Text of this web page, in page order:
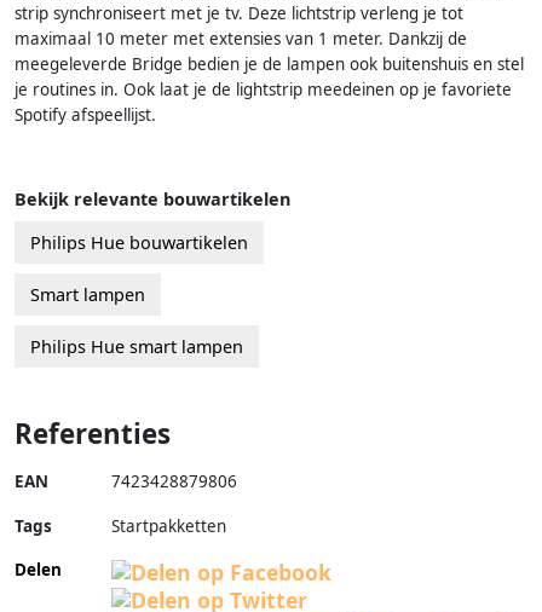
strip synchroniseert met je tv. Deze lichtstrip verleng je tot
maximaal 10 meter met extensies van 1 meter. Dankzij de
meegeleverde Bridge bedien je de lampen ook buitenshuis en stel
je routines in. Ook laat je de lightstrip meedeinen op je favoriete
Spotify afspeellijst.
Bekijk relevante bouwartikelen
Philips Hue bouwartikelen
Smart lampen
Philips Hue smart lampen
Referenties
EAN 7423428879806
Tags
Startpakketten
Delen